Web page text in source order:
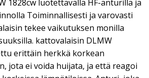
1828cw luotettavalla HF-anturilla ja
Toiminnallisesti ja varovasti
tekee vaikutuksen monilla
kattovalaisin DLMW
erittäin herkkä korkean
jota ei voida huijata, ja että reagoi